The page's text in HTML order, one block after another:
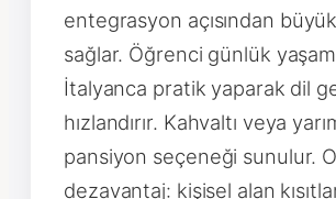
entegrasyon açısından
sağlar. Öğrenci günlük
İtalyanca pratik yaparak dil
hızlandırır. Kahvaltı veya
pansiyon seçeneği sunulur.
dezavantaj: kişisel alan